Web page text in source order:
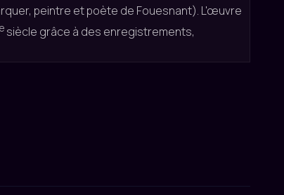
peintre et poète de Fouesnant). L'œuvre
e siècle grâce à des enregistrements,